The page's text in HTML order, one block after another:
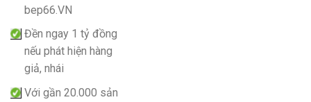
bep66.VN
Đền ngay 1 tỷ đồng
nếu phát hiện hàng
giả, nhái
Với gần 20.000 sản